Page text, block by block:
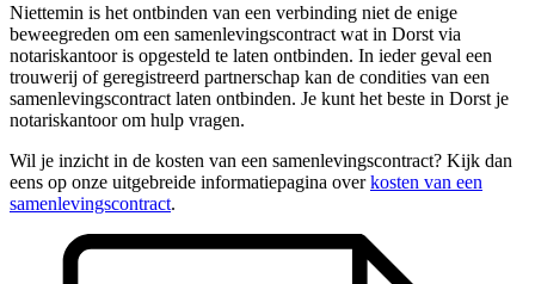
Niettemin is het ontbinden van een verbinding niet de enige
beweegreden om een samenlevingscontract wat in Dorst via
notariskantoor is opgesteld te laten ontbinden. In ieder geval een
trouwerij of geregistreerd partnerschap kan de condities van een
samenlevingscontract laten ontbinden. Je kunt het beste in Dorst je
notariskantoor om hulp vragen.
Wil je inzicht in de kosten van een samenlevingscontract? Kijk dan
eens op onze uitgebreide informatiepagina overkosten van een
samenlevingscontract.